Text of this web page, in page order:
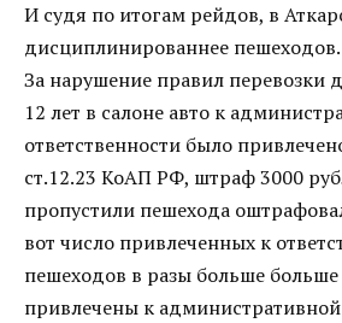
И судя по итогам рейдов, в
дисциплинированнее пешеходов.
За нарушение правил перевозки
12 лет в салоне авто к
ответственности было
ст.12.23 КоАП РФ, штраф 3000
пропустили пешехода
вот число привлеченных к
пешеходов в разы больше
привлечены к административной